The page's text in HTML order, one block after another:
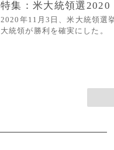
特集：米大統領選2020
2020年11月3日、米大統領選
大統領が勝利を確実にした。